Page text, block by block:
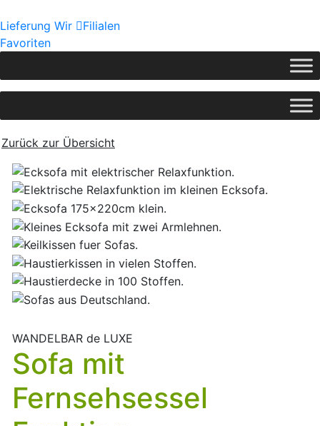
Lieferung Wir
Filialen
Favoriten
Zurück zur Übersicht
WANDELBAR de LUXE
Sofa mit
Fernsehsessel